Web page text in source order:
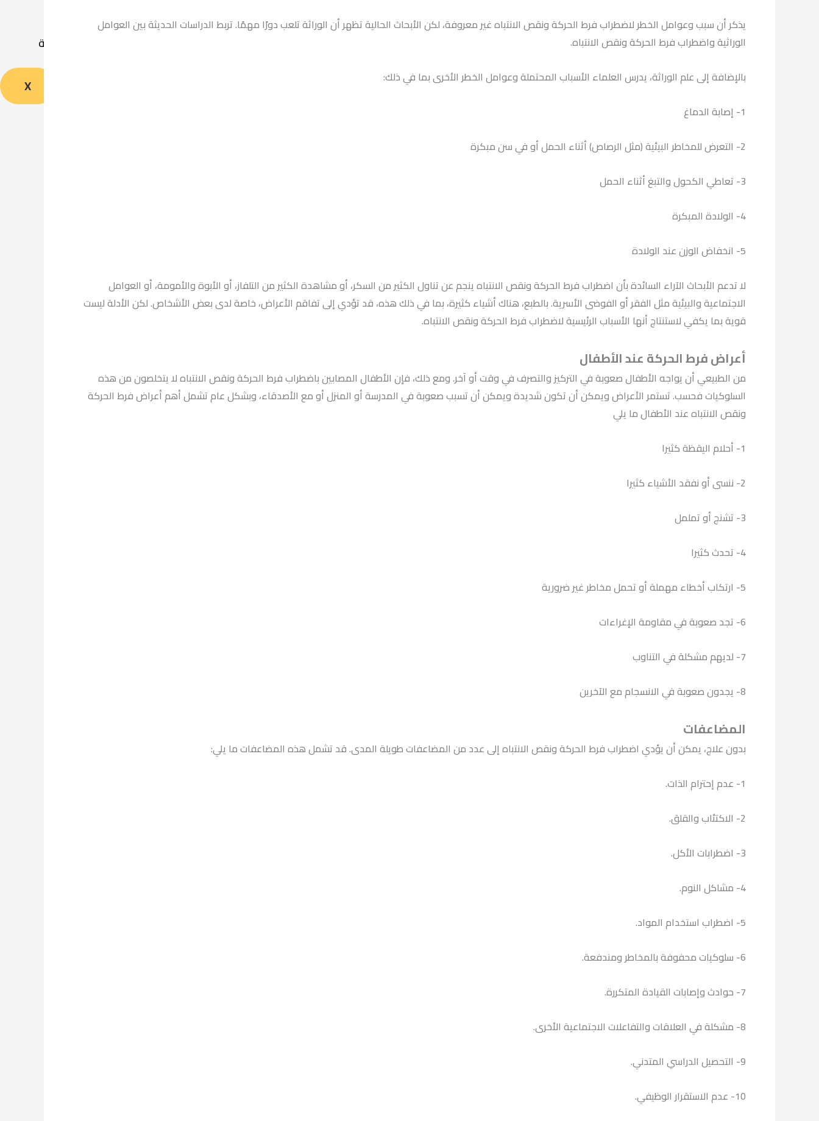
الرئيسية
X
يذكر أن سبب وعوامل الخطر لاضطراب فرط الحركة ونقص الانتباه غير معروفة، لكن الأبحاث الحالية تظهر أن الوراثة تلعب دورًا مهمًا. تربط الدراسات الحديثة بين العوامل
الوراثية واضطراب فرط الحركة ونقص الانتباه.
بالإضافة إلى علم الوراثة، يدرس العلماء الأسباب المحتملة وعوامل الخطر الأخرى بما في ذلك:
1- إصابة الدماغ
2- التعرض للمخاطر البيئية (مثل الرصاص) أثناء الحمل أو في سن مبكرة
3- تعاطي الكحول والتبغ أثناء الحمل
4- الولادة المبكرة
5- انخفاض الوزن عند الولادة
لا تدعم الأبحاث الآراء السائدة بأن اضطراب فرط الحركة ونقص الانتباه ينجم عن تناول الكثير من السكر، أو مشاهدة الكثير من التلفاز، أو الأبوة والأمومة، أو العوامل
الاجتماعية والبيئية مثل الفقر أو الفوضى الأسرية. بالطبع، هناك أشياء كثيرة، بما في ذلك هذه، قد تؤدي إلى تفاقم الأعراض، خاصة لدى بعض الأشخاص. لكن الأدلة ليست
قوية بما يكفي لاستنتاج أنها الأسباب الرئيسية لاضطراب فرط الحركة ونقص الانتباه.
أعراض فرط الحركة عند الأطفال
من الطبيعي أن يواجه الأطفال صعوبة في التركيز والتصرف في وقت أو آخر. ومع ذلك، فإن الأطفال المصابين باضطراب فرط الحركة ونقص الانتباه لا يتخلصون من هذه
السلوكيات فحسب. تستمر الأعراض ويمكن أن تكون شديدة ويمكن أن تسبب صعوبة في المدرسة أو المنزل أو مع الأصدقاء، وبشكل عام تشمل أهم أعراض فرط الحركة
ونقص الانتباه عند الأطفال ما يلي
1- أحلام اليقظة كثيرا
2- ننسى أو نفقد الأشياء كثيرا
3- تشنج أو تململ
4- تحدث كثيرا
5- ارتكاب أخطاء مهملة أو تحمل مخاطر غير ضرورية
6- تجد صعوبة في مقاومة الإغراءات
7- لديهم مشكلة في التناوب
8- يجدون صعوبة في الانسجام مع الآخرين
المضاعفات
بدون علاج، يمكن أن يؤدي اضطراب فرط الحركة ونقص الانتباه إلى عدد من المضاعفات طويلة المدى. قد تشمل هذه المضاعفات ما يلي:
1- عدم إحترام الذات.
2- الاكتئاب والقلق.
3- اضطرابات الأكل.
4- مشاكل النوم.
5- اضطراب استخدام المواد.
6- سلوكيات محفوفة بالمخاطر ومندفعة.
7- حوادث وإصابات القيادة المتكررة.
8- مشكلة في العلاقات والتفاعلات الاجتماعية الأخرى.
9- التحصيل الدراسي المتدني.
10- عدم الاستقرار الوظيفي.